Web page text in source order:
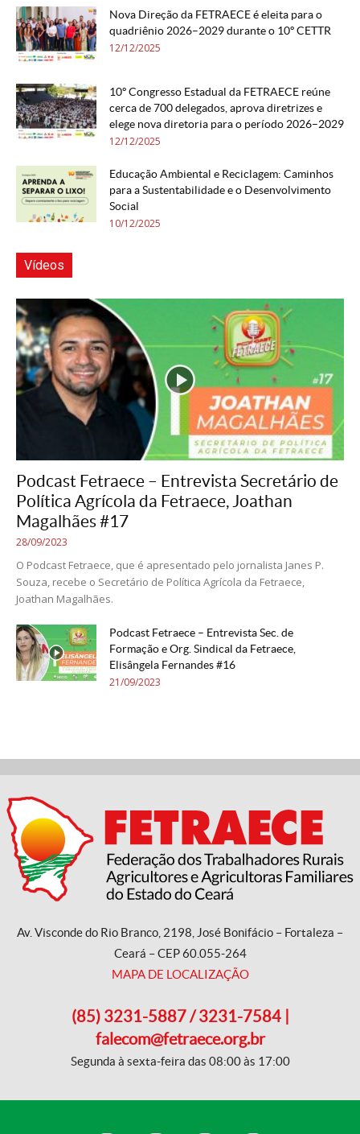
Nova Direção da FETRAECE é eleita para o
quadriênio 2026–2029 durante o 10º CETTR
12/12/2025
10º Congresso Estadual da FETRAECE reúne
cerca de 700 delegados, aprova diretrizes e
elege nova diretoria para o período 2026–2029
12/12/2025
Educação Ambiental e Reciclagem: Caminhos
para a Sustentabilidade e o Desenvolvimento
Social
10/12/2025
Vídeos
Podcast Fetraece – Entrevista Secretário de
Política Agrícola da Fetraece, Joathan
Magalhães #17
28/09/2023
O Podcast Fetraece, que é apresentado pelo jornalista Janes P.
Souza, recebe o Secretário de Política Agrícola da Fetraece,
Joathan Magalhães.
Podcast Fetraece – Entrevista Sec. de
Formação e Org. Sindical da Fetraece,
Elisângela Fernandes #16
21/09/2023
Av. Visconde do Rio Branco, 2198, José Bonifácio – Fortaleza –
Ceará – CEP 60.055-264
MAPA DE LOCALIZAÇÃO
(85) 3231-5887 / 3231-7584 |
falecom@fetraece.org.br
Segunda à sexta-feira das 08:00 às 17:00